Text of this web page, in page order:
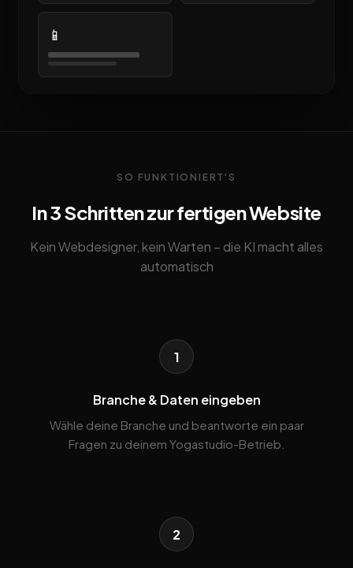
📱
SO FUNKTIONIERT'S
In 3 Schritten zur fertigen Website
Kein Webdesigner, kein Warten – die KI macht alles
automatisch
1
Branche & Daten eingeben
Wähle deine Branche und beantworte ein paar
Fragen zu deinem Yogastudio-Betrieb.
2